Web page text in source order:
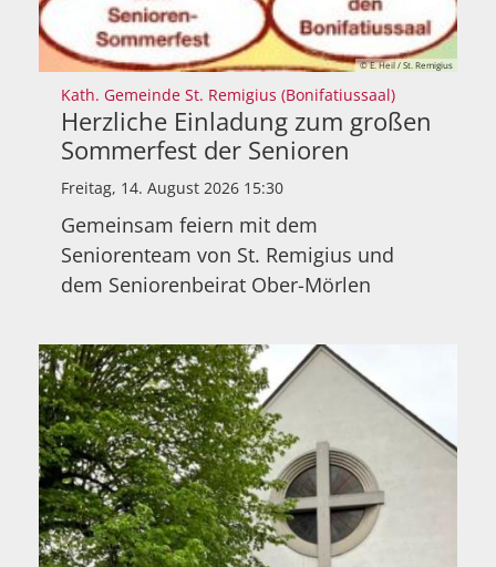
© E. Heil / St. Remigius
Kath. Gemeinde St. Remigius (Bonifatiussaal):
Herzliche Einladung zum großen
Sommerfest der Senioren
Freitag, 14. August 2026 15:30
Gemeinsam feiern mit dem
Seniorenteam von St. Remigius und
dem Seniorenbeirat Ober-Mörlen